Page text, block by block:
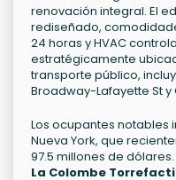
renovación integral. El
rediseñado,
24 horas y HVAC
estratégicamente
transporte público,
Broadway-Lafayette St y
Los ocupantes notables
Nueva York, que
97.5 millones de
La Colombe